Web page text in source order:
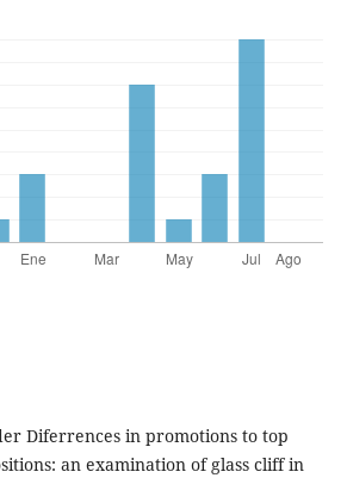
Diferrences in promotions to top
an examination of glass cliff in